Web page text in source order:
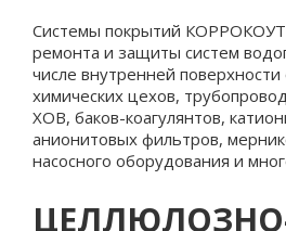
Системы покрытий КОРРОКОУТ
ремонта и защиты систем
числе внутренней
химических цехов,
ХОВ, баков-коагулянтов,
анионитовых фильтров,
насосного оборудования и